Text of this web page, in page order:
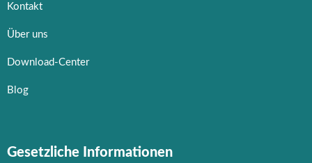
Kontakt
Über uns
Download-Center
Blog
Gesetzliche Informationen